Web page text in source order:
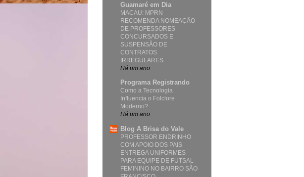
Guamaré em Dia
MACAU: MPRN
RECOMENDA NOMEAÇÃO
DE PROFESSORES
CONCURSADOS E
SUSPENSÃO DE
CONTRATOS
IRREGULARES
Há um ano
Programa Registrando
Como a Tecnologia
Influencia o Folclore
Moderno?
Há um ano
Blog A Brisa do Vale
PROFESSOR ENDRINHO
COM APOIO DOS PAIS
ENTREGA UNIFORMES
PARA EQUIPE DE FUTSAL
FEMININO NO BAIRRO SÃO